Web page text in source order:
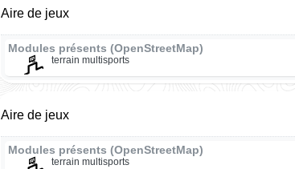
Aire de jeux
Modules présents (OpenStreetMap)
terrain multisports
Aire de jeux
Modules présents (OpenStreetMap)
terrain multisports